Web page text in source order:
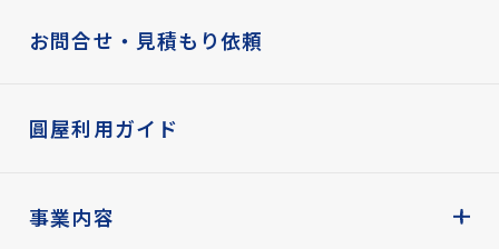
お問合せ・見積もり依頼
圓屋利用ガイド
事業内容